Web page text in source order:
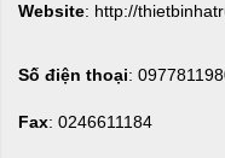
Website: http://
Số điện thoại:
Fax: 0246611184